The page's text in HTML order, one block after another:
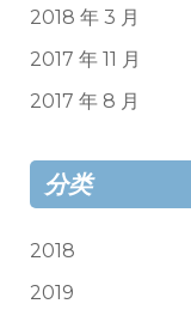
2018 年 3 月
2017 年 11 月
2017 年 8 月
分类
2018
2019